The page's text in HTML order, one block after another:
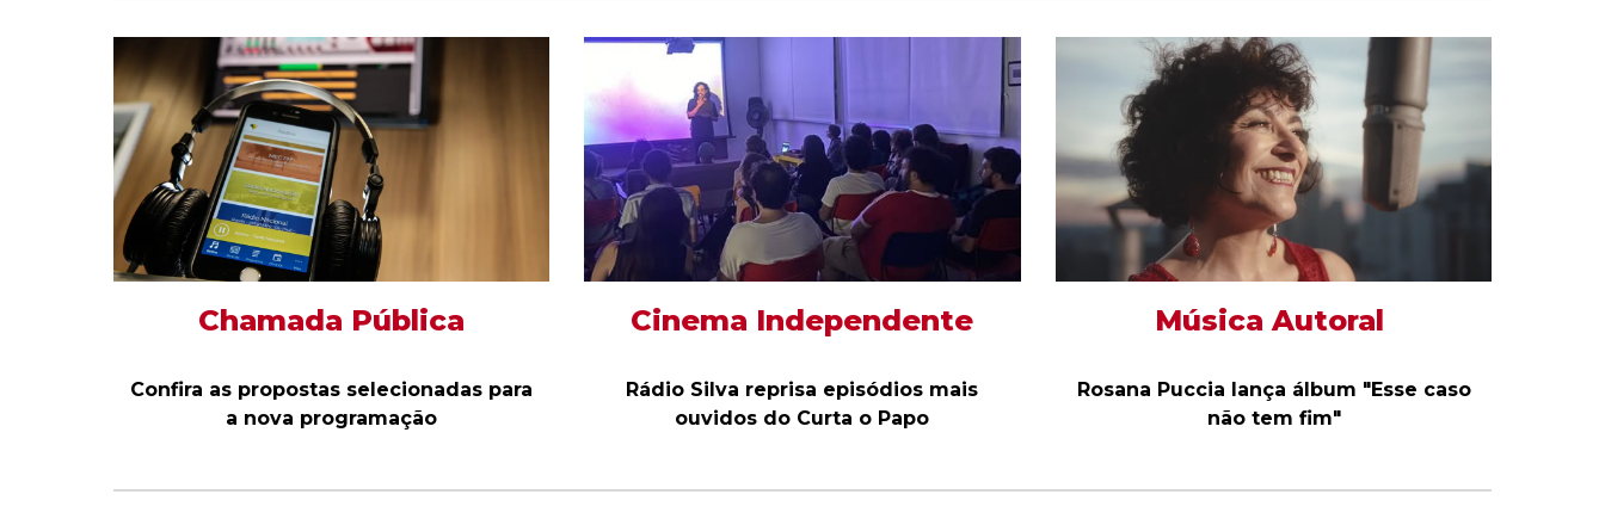
Chamada Pública
Confira as propostas selecionadas para
a nova programação
Cinema Independente
Rádio Silva reprisa episódios mais
ouvidos do Curta o Papo
Música Autoral
Rosana Puccia lança álbum "Esse caso
não tem fim"